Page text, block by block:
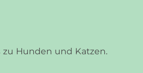
Hunden und Katzen.